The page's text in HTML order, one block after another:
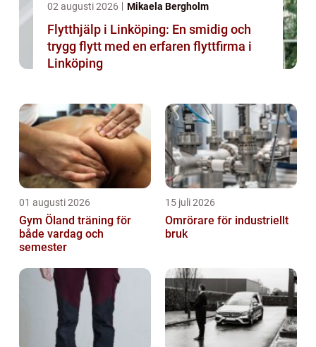
02 augusti 2026 Mikaela Bergholm
Flytthjälp i Linköping: En smidig och
trygg flytt med en erfaren flyttfirma i
Linköping
01 augusti 2026
Gym Öland träning för
både vardag och
semester
15 juli 2026
Omrörare för industriellt
bruk